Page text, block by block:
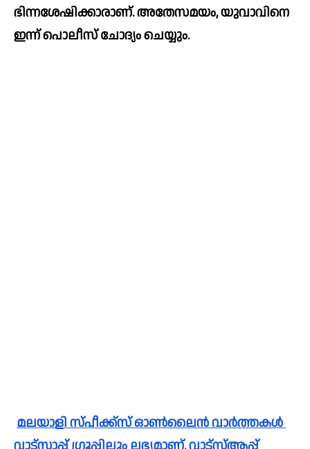
ഭിന്നശേഷിക്കാരാണ്. അതേസമയം, യുവാവിനെ
ഇന്ന് പൊലീസ് ചോദ്യം ചെയ്യും.
മലയാളി സ്പീക്ക്സ്‌ ഓൺലൈൻ വാർത്തകൾ